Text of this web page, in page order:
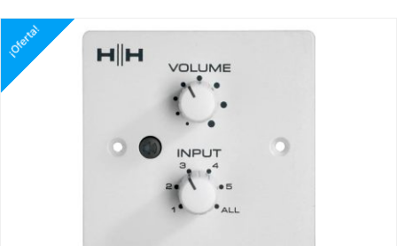
¡Oferta!